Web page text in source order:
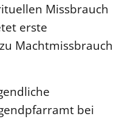
Missbrauch
erste
Machtmissbrauch
bei